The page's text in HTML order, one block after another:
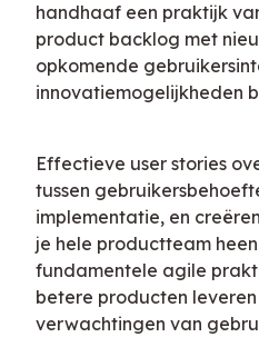
handhaaf een praktijk
product backlog met
opkomende
innovatiemogelijkheden
Effectieve user stories
tussen
implementatie, en
je hele productteam
fundamentele agile
betere producten
verwachtingen van